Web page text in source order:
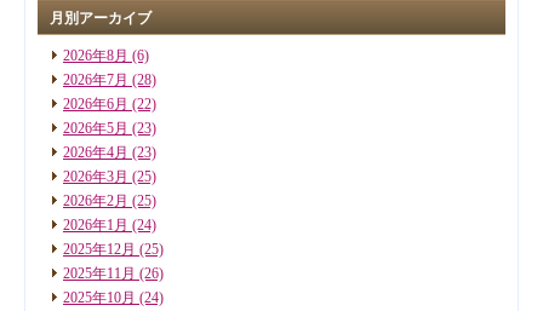
月別アーカイブ
2026年8月 (6)
2026年7月 (28)
2026年6月 (22)
2026年5月 (23)
2026年4月 (23)
2026年3月 (25)
2026年2月 (25)
2026年1月 (24)
2025年12月 (25)
2025年11月 (26)
2025年10月 (24)